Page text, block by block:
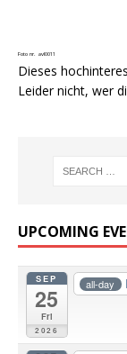
Foto nr. avl0011
Dieses
Leider nicht, wer
UPCOMING
SEP
25
Fri
2026
all-day